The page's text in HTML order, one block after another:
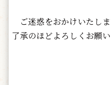
ご迷惑をおかけいたし
了承のほどよろしくお願い